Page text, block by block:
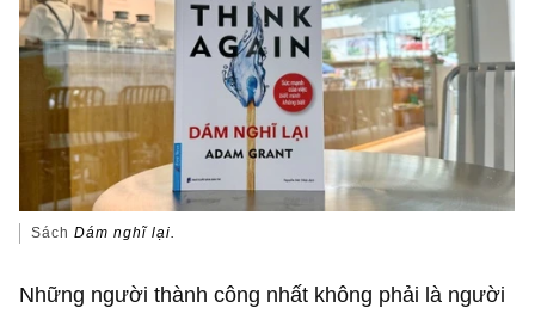
SáchDám nghĩ lại.
Những người thành công nhất không phải là người